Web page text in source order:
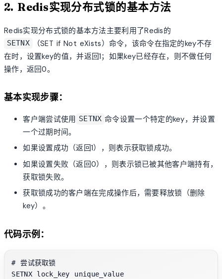
2. Redis实现分布式锁的基本方法
Redis实现分布式锁的基本方法主要利用了Redis的
SETNX
（SET if Not eXists）命令，该命令在指定的key不存
在时，设置key的值，并返回1；如果key已经存在，则不做任何
操作，返回0。
基本实现步骤：
客户端尝试使用 SETNX 命令设置一个特定的key，并设置
一个过期时间。
如果设置成功（返回1），则表示获取锁成功。
如果设置失败（返回0），则表示锁已被其他客户端持有，
获取锁失败。
获取锁成功的客户端在完成操作后，需要释放锁（删除
key）。
代码示例：
# 尝试获取锁
SETNX lock_key unique_value